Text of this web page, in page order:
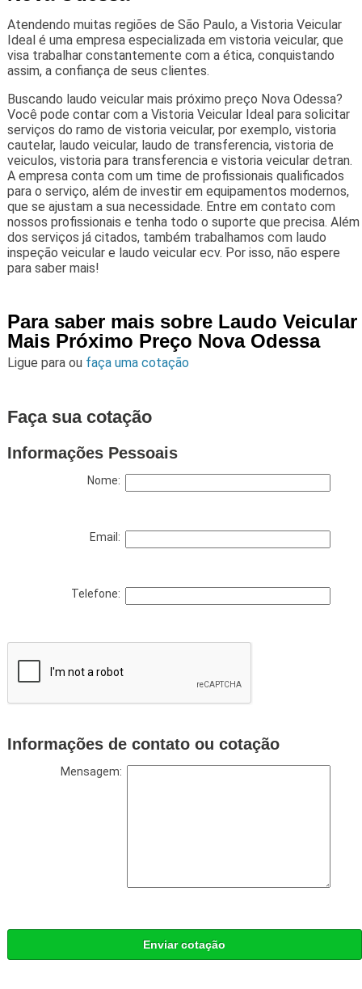
Atendendo muitas regiões de São Paulo, a Vistoria Veicular
Ideal é uma empresa especializada em vistoria veicular, que
visa trabalhar constantemente com a ética, conquistando
assim, a confiança de seus clientes.
Buscando laudo veicular mais próximo preço Nova Odessa?
Você pode contar com a Vistoria Veicular Ideal para solicitar
serviços do ramo de vistoria veicular, por exemplo, vistoria
cautelar, laudo veicular, laudo de transferencia, vistoria de
veiculos, vistoria para transferencia e vistoria veicular detran.
A empresa conta com um time de profissionais qualificados
para o serviço, além de investir em equipamentos modernos,
que se ajustam a sua necessidade. Entre em contato com
nossos profissionais e tenha todo o suporte que precisa. Além
dos serviços já citados, também trabalhamos com laudo
inspeção veicular e laudo veicular ecv. Por isso, não espere
para saber mais!
Para saber mais sobre Laudo Veicular
Mais Próximo Preço Nova Odessa
Ligue para ou faça uma cotação
Faça sua cotação
Informações Pessoais
Nome:
Email:
Telefone:
Informações de contato ou cotação
Mensagem:
Enviar cotação